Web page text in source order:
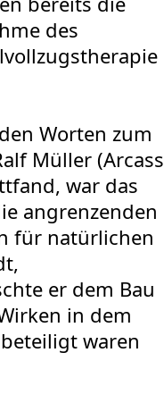
des
Worten zum
Müller (Arcass
war das
angrenzenden
für natürlichen
er dem Bau
in dem
waren